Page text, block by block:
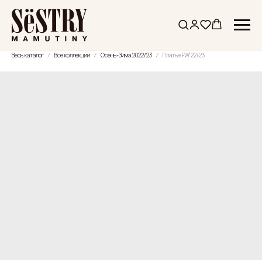
Весь каталог Все коллекции Осень-Зима 2022/23 Платье FW'22/23